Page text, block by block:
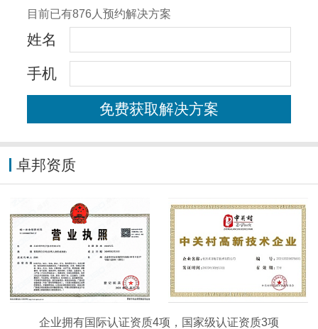
目前已有876人预约解决方案
姓名
手机
卓邦资质
企业拥有国际认证资质4项，国家级认证资质3项